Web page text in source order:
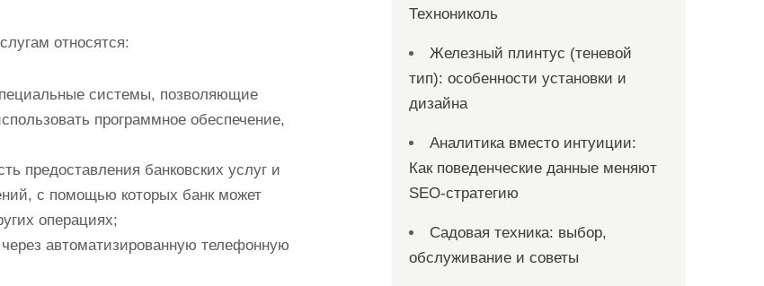
относятся:
системы, позволяющие
программное обеспечение,
предоставления банковских услуг и
с помощью которых банк может
операциях;
автоматизированную телефонную
Технониколь
Железный плинтус (теневой
тип): особенности установки и
дизайна
Аналитика вместо интуиции:
Как поведенческие данные меняют
SEO-стратегию
Садовая техника: выбор,
обслуживание и советы